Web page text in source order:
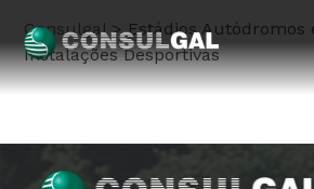
content
Consulgal >Estádios Autódromos
Instalações Desportivas